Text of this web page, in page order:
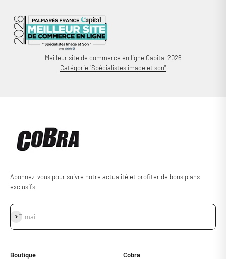
Meilleur site de commerce en ligne Capital 2026
Catégorie "Spécialistes image et son"
Abonnez-vous pour suivre notre actualité et profiter de bons plans
exclusifs
E-mail
S'inscrire
Boutique Cobra